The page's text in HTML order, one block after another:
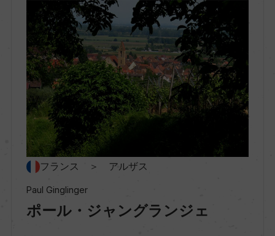
地区名
種類
スティルワイン
味わい
フランス ＞ アルザス
Paul Ginglinger
ポール・ジャングランジェ